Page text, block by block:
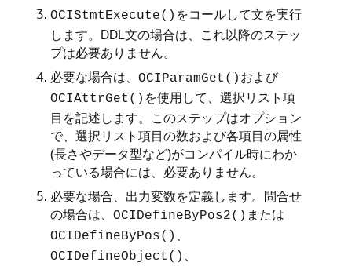
OCIStmtExecute() をコールして文を実行
します。DDL文の場合は、これ以降のステッ
プは必要ありません。
必要な場合は、 OCIParamGet() および
OCIAttrGet() を使用して、選択リスト項
目を記述します。このステップはオプション
で、選択リスト項目の数および各項目の属性
(長さやデータ型など)がコンパイル時にわか
っている場合には、必要ありません。
必要な場合、出力変数を定義します。問合せ
の場合は、 OCIDefineByPos2() または
OCIDefineByPos()
OCIDefineObject()